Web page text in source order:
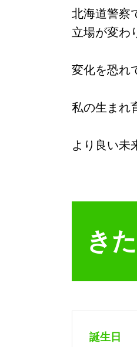
北海道警察
立場が変わ
変化を恐れ
私の生まれ
より良い未
き
誕生日